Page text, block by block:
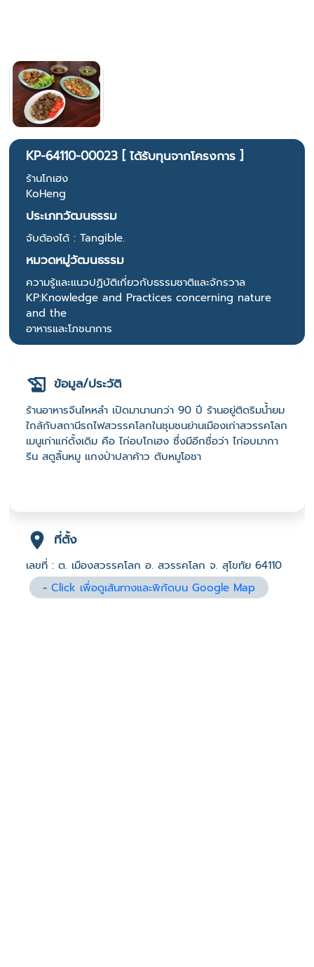
KP-64110-00023 [ ได้รับทุนจากโครงการ ]
ร้านโกเฮง
KoHeng
ประเภทวัฒนธรรม
จับต้องได้ : Tangible.
หมวดหมู่วัฒนธรรม
ความรู้และแนวปฏิบัติเกี่ยวกับธรรมชาติและจักรวาล
KP:Knowledge and Practices concerning nature
and the
อาหารและโภชนาการ
ข้อมูล/ประวัติ
ร้านอาหารจีนไหหลำ เปิดมานานกว่า 90 ปี ร้านอยู่ติดริมน้ำยม
ใกล้กับสถานีรถไฟสวรรคโลกในชุมชนย่านเมืองเก่าสวรรคโลก
เมนูเก่าแก่ดั้งเดิม คือ ไก่อบโกเฮง ซึ่งมีอีกชื่อว่า ไก่อบมากา
รีน สตูลิ้นหมู แกงป่าปลาค้าว ตับหมูโอชา
ที่ตั้ง
เลขที่ : ต. เมืองสวรรคโลก อ. สวรรคโลก จ. สุโขทัย 64110
-Click เพื่อดูเส้นทางและพิกัดบน Google Map